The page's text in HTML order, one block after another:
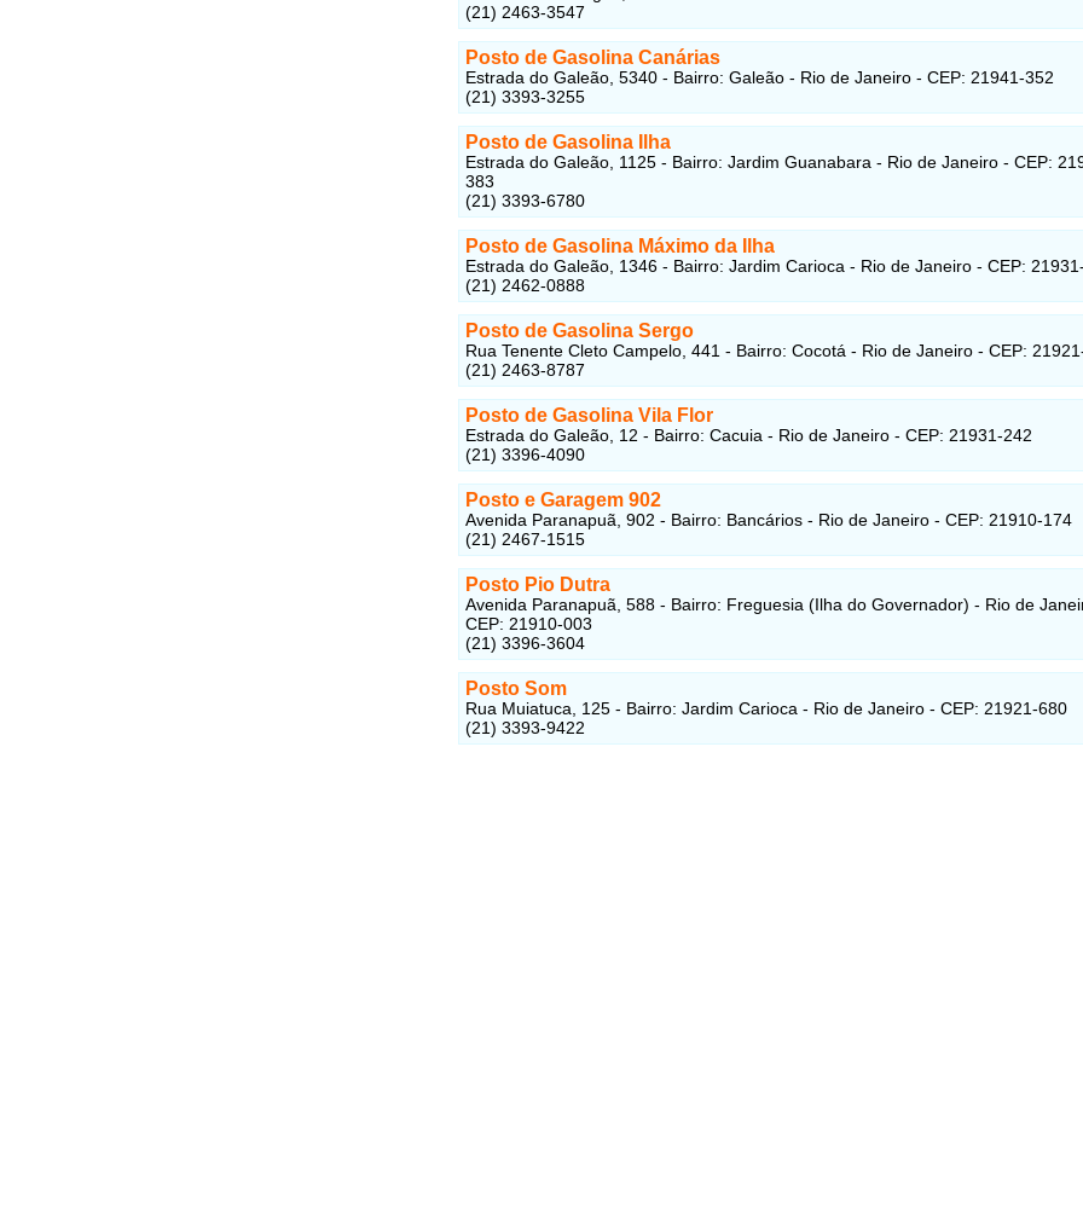
(21) 2463-3547
Posto de Gasolina Canárias
Estrada do Galeão, 5340 - Bairro: Galeão - Rio de Janeiro - CEP: 21941-352
(21) 3393-3255
Posto de Gasolina Ilha
Estrada do Galeão, 1125 - Bairro: Jardim Guanabara - Rio de Janeiro - CEP:
383
(21) 3393-6780
Posto de Gasolina Máximo da Ilha
Estrada do Galeão, 1346 - Bairro: Jardim Carioca - Rio de Janeiro - CEP:
(21) 2462-0888
Posto de Gasolina Sergo
Rua Tenente Cleto Campelo, 441 - Bairro: Cocotá - Rio de Janeiro - CEP:
(21) 2463-8787
Posto de Gasolina Vila Flor
Estrada do Galeão, 12 - Bairro: Cacuia - Rio de Janeiro - CEP: 21931-242
(21) 3396-4090
Posto e Garagem 902
Avenida Paranapuã, 902 - Bairro: Bancários - Rio de Janeiro - CEP: 21910-174
(21) 2467-1515
Posto Pio Dutra
Avenida Paranapuã, 588 - Bairro: Freguesia (Ilha do Governador) - Rio de
CEP: 21910-003
(21) 3396-3604
Posto Som
Rua Muiatuca, 125 - Bairro: Jardim Carioca - Rio de Janeiro - CEP: 21921-680
(21) 3393-9422